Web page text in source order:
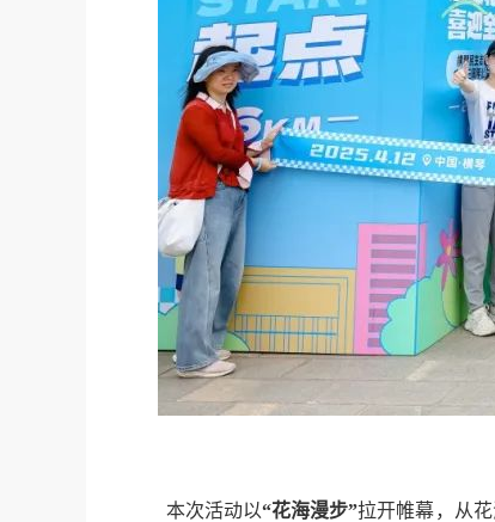
本次活动以“花海漫步”拉开帷幕，从